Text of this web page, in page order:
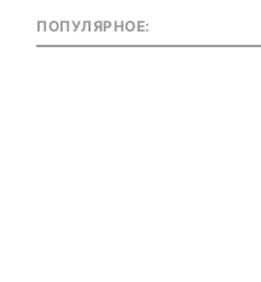
ПОПУЛЯРНОЕ: